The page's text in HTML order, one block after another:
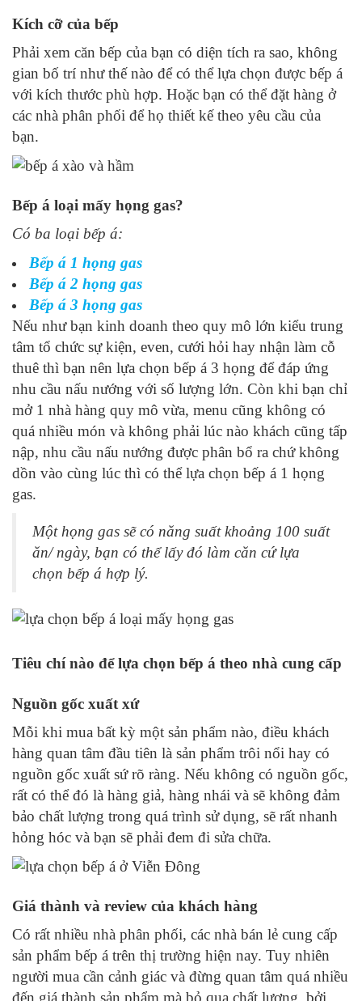
Kích cỡ của bếp
Phải xem căn bếp của bạn có diện tích ra sao, không
gian bố trí như thế nào để có thể lựa chọn được bếp á
với kích thước phù hợp. Hoặc bạn có thể đặt hàng ở
các nhà phân phối để họ thiết kế theo yêu cầu của
bạn.
Bếp á loại mấy họng gas?
Có ba loại bếp á:
Bếp á 1 họng gas
Bếp á 2 họng gas
Bếp á 3 họng gas
Nếu như bạn kinh doanh theo quy mô lớn kiểu trung
tâm tổ chức sự kiện, even, cưới hỏi hay nhận làm cỗ
thuê thì bạn nên lựa chọn bếp á 3 họng để đáp ứng
nhu cầu nấu nướng với số lượng lớn. Còn khi bạn chỉ
mở 1 nhà hàng quy mô vừa, menu cũng không có
quá nhiều món và không phải lúc nào khách cũng tấp
nập, nhu cầu nấu nướng được phân bổ ra chứ không
dồn vào cùng lúc thì có thể lựa chọn bếp á 1 họng
gas.
Một họng gas sẽ có năng suất khoảng 100 suất
ăn/ ngày, bạn có thể lấy đó làm căn cứ lựa
chọn bếp á hợp lý.
Tiêu chí nào để lựa chọn bếp á theo nhà cung cấp
Nguồn gốc xuất xứ
Mỗi khi mua bất kỳ một sản phẩm nào, điều khách
hàng quan tâm đầu tiên là sản phẩm trôi nổi hay có
nguồn gốc xuất sứ rõ ràng. Nếu không có nguồn gốc,
rất có thể đó là hàng giả, hàng nhái và sẽ không đảm
bảo chất lượng trong quá trình sử dụng, sẽ rất nhanh
hỏng hóc và bạn sẽ phải đem đi sửa chữa.
Giá thành và review của khách hàng
Có rất nhiều nhà phân phối, các nhà bán lẻ cung cấp
sản phẩm bếp á trên thị trường hiện nay. Tuy nhiên
người mua cần cảnh giác và đừng quan tâm quá nhiều
đến giá thành sản phẩm mà bỏ qua chất lượng, bởi